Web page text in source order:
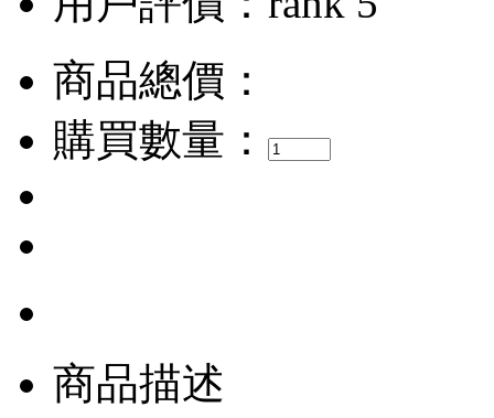
商品總價：
購買數量：
商品描述